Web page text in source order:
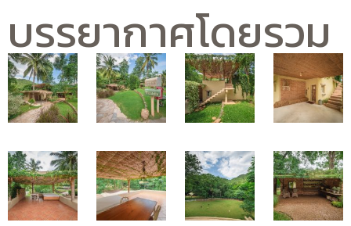
บรรยากาศโดยรวม